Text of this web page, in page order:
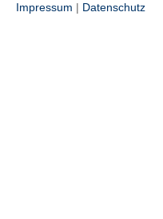
Impressum | Datenschutz